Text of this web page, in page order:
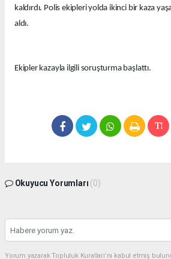
kaldırdı. Polis ekipleri yolda ikinci bir kaza
aldı.
Ekipler kazayla ilgili soruşturma başlattı.
Okuyucu Yorumları (0)
Yorum yazarak Topluluk Kuralları’nı kabul etmiş